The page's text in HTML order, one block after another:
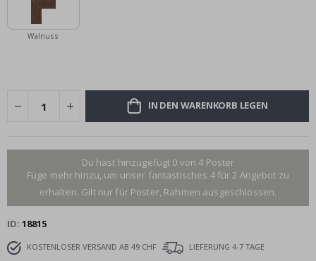
Walnuss
IN DEN WARENKORB LEGEN
Du hast hinzugefügt 0 von 4 Poster
Füge mehr hinzu, um unser fantastisches 4 für 2 Angebot zu
erhalten. Gilt nur für Poster, Rahmen ausgeschlossen.
ID 18815
KOSTENLOSER VERSAND AB 49 CHF
LIEFERUNG 4-7 TAGE